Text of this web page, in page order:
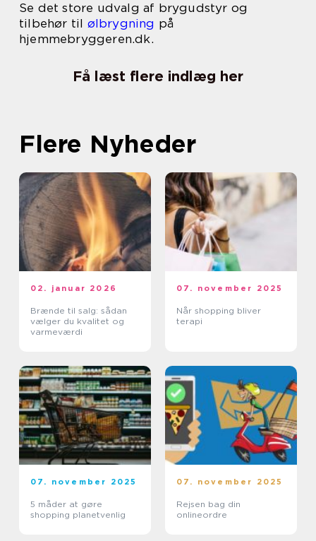
Se det store udvalg af brygudstyr og
tilbehør til ølbrygning på
hjemmebryggeren.dk.
Få læst flere indlæg her
Flere Nyheder
02. januar 2026
Brænde til salg: sådan
vælger du kvalitet og
varmeværdi
07. november 2025
Når shopping bliver
terapi
07. november 2025
5 måder at gøre
shopping planetvenlig
07. november 2025
Rejsen bag din
onlineordre